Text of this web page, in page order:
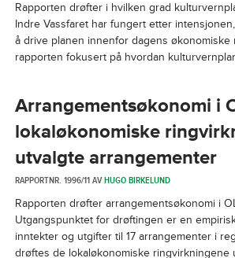
Rapporten drøfter i hvilken grad
Indre Vassfaret har fungert etter
å drive planen innenfor dagens økonomiske
rapporten fokusert på hvordan
Arrangementsøkonomi i
lokaløkonomiske
utvalgte arrangementer
RAPPORTNR. 1996/11 AVHUGO BIRKELUND
Rapporten drøfter arrangementsøkonomi i
Utgangspunktet for drøftingen er en
inntekter og utgifter til 17 arrangementer i
drøftes de lokaløkonomiske ringvirkningene